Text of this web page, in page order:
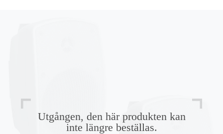
Utgången, den här produkten kan
inte längre beställas.